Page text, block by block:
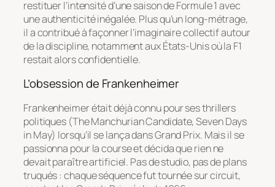
restituer l’intensité d’une saison de Formule 1 avec
une authenticité inégalée. Plus qu’un long-métrage,
il a contribué à façonner l’imaginaire collectif autour
de la discipline, notamment aux États-Unis où la F1
restait alors confidentielle.
L’obsession de Frankenheimer
Frankenheimer était déjà connu pour ses thrillers
politiques (The Manchurian Candidate,Seven Days
in May) lorsqu’il se lança dansGrand Prix. Mais il se
passionna pour la course et décida que rien ne
devait paraître artificiel. Pas de studio, pas de plans
truqués : chaque séquence fut tournée sur circuit,